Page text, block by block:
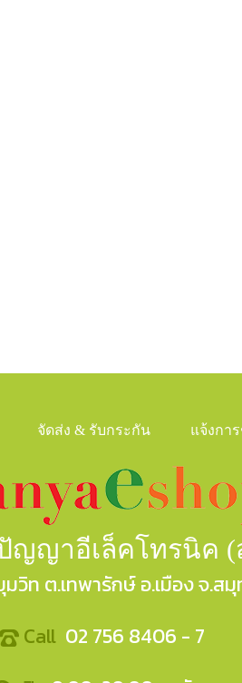
จัดส่ง & รับกระกัน แจ้งกา
ญญาอีเล็คโทรนิค
วิท ต.เทพารักษ์ อ.เมือง จ.สมุ
Call 02 756 8406 - 7